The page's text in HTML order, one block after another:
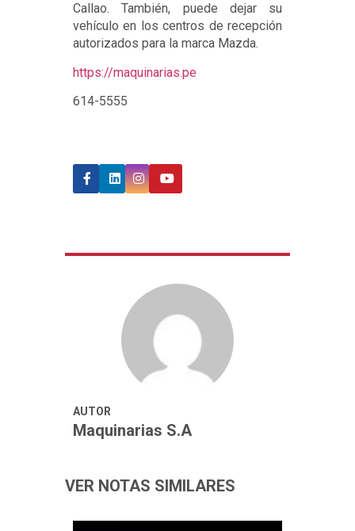
Callao. También, puede dejar su
vehículo en los centros de recepción
autorizados para la marca Mazda.
https://maquinarias.pe
614-5555
AUTOR
Maquinarias S.A
VER NOTAS SIMILARES